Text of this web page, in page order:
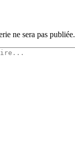
ne sera pas publiée.